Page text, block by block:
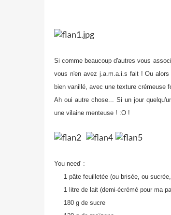
Si comme beaucoup d'autres vous
vous n'en avez j.a.m.a.i.s fait ! Ou
bien vanillé, avec une texture crémeuse
Ah oui autre chose... Si un jour
une vilaine menteuse ! :O !
You need' :
1 pâte feuilletée (ou brisée, ou
1 litre de lait (demi-écrémé pour ma
180 g de sucre